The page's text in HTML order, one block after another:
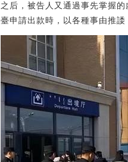
之后，被告人又通過事先掌握
臺申請出款時，以各種事由推